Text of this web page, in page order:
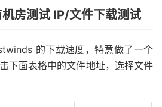
房测试 IP/文件下载测试
的下载速度，特意做了一个
下面表格中的文件地址，选择文件